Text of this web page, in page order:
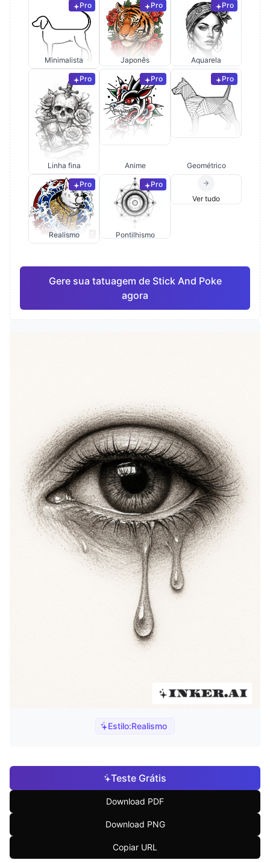
Estilo:Realismo
Pro
Minimalista
Pro
Japonês
Pro
Aquarela
Pro
Linha fina
Pro
Anime
Pro
Geométrico
Pro
Realismo
Pro
Pontilhismo
Ver tudo
Gere sua tatuagem de Stick And Poke
agora
Teste Grátis
Download PDF
Download PNG
Copiar URL